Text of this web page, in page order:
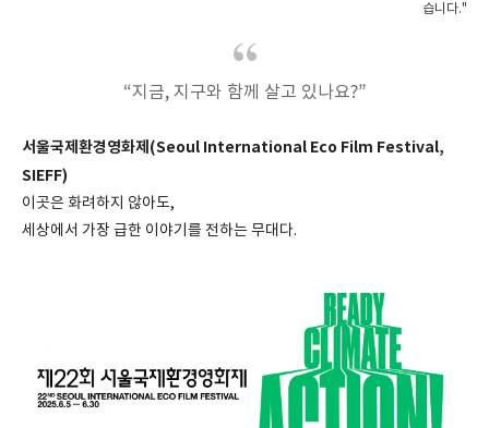
습니다."
“지금, 지구와 함께 살고 있나요?”
서울국제환경영화제(Seoul International Eco Film Festival,
SIEFF)
이곳은 화려하지 않아도,
세상에서 가장 급한 이야기를 전하는 무대다.